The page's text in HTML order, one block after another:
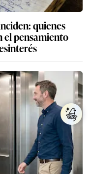
quienes
el pensamiento